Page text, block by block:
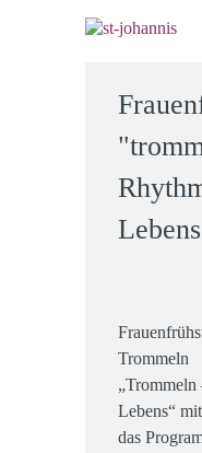
Trommeln
„Trommeln
Lebens“
das